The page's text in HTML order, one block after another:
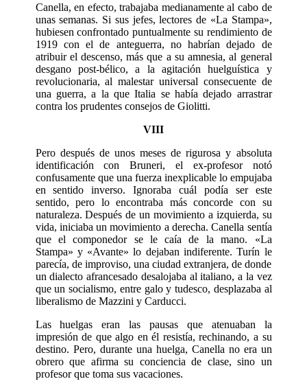
Canella, en efecto, trabajaba medianamente al cabo de
unas semanas. Si sus jefes, lectores de «La Stampa»,
hubiesen confrontado puntualmente su rendimiento de
1919 con el de anteguerra, no habrían dejado de
atribuir el descenso, más que a su amnesia, al general
desgano post-bélico, a la agitación huelguística y
revolucionaria, al malestar universal consecuente de
una guerra, a la que Italia se había dejado arrastrar
contra los prudentes consejos de Giolitti.
VIII
Pero después de unos meses de rigurosa y absoluta
identificación con Bruneri, el ex-profesor notó
confusamente que una fuerza inexplicable lo empujaba
en sentido inverso. Ignoraba cuál podía ser este
sentido, pero lo encontraba más concorde con su
naturaleza. Después de un movimiento a izquierda, su
vida, iniciaba un movimiento a derecha. Canella sentía
que el componedor se le caía de la mano. «La
Stampa» y «Avante» lo dejaban indiferente. Turín le
parecía, de improviso, una ciudad extranjera, de donde
un dialecto afrancesado desalojaba al italiano, a la vez
que un socialismo, entre galo y tudesco, desplazaba al
liberalismo de Mazzini y Carducci.
Las huelgas eran las pausas que atenuaban la
impresión de que algo en él resistía, rechinando, a su
destino. Pero, durante una huelga, Canella no era un
obrero que afirma su conciencia de clase, sino un
profesor que toma sus vacaciones.